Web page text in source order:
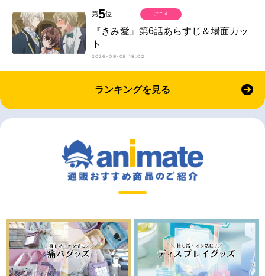
第5位
『きみ愛』第6話あらすじ＆場面カッ
ト
2026-08-05 18:02
アニメ
ランキングを見る